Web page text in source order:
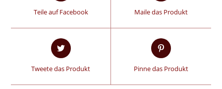
Teile auf Facebook Maile das Produkt
Tweete das Produkt Pinne das Produkt